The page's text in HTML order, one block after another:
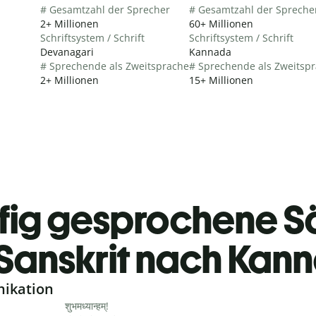
# Gesamtzahl der Sprecher
2+ Millionen
Schriftsystem / Schrift
Devanagari
# Sprechende als Zweitsprache
2+ Millionen
# Gesamtzahl der
60+ Millionen
Schriftsystem / Schrift
Kannada
# Sprechende als
15+ Millionen
gesprochene
nach
शुभमध्यान्हम्!